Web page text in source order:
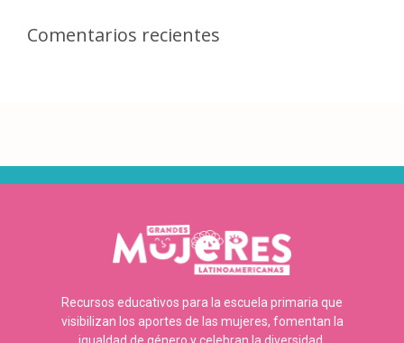
Comentarios recientes
Recursos educativos para la escuela primaria que
visibilizan los aportes de las mujeres, fomentan la
igualdad de género y celebran la diversidad.